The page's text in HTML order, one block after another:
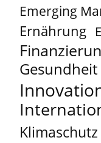
Emerging
Ernährung
Gesundheit
Klimaschutz